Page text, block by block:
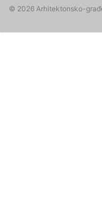
© 2026 Arhitektonsko-